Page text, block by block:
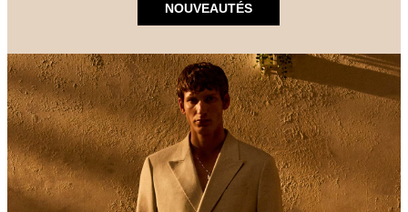
NOUVEAUTÉS